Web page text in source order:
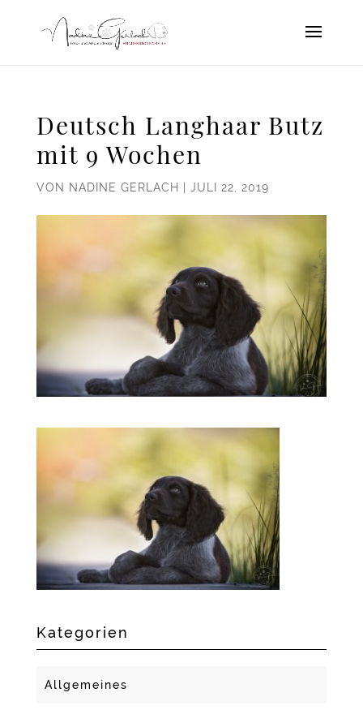
Deutsch Langhaar Butz
mit 9 Wochen
VON NADINE GERLACH JULI 22, 2019
Kategorien
Allgemeines